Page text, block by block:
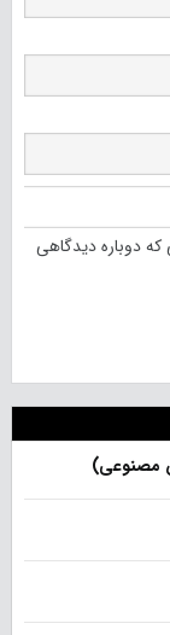
که دوباره دیدگاهی
مصنوعی)